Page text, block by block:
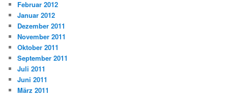
Februar 2012
Januar 2012
Dezember 2011
November 2011
Oktober 2011
September 2011
Juli 2011
Juni 2011
März 2011